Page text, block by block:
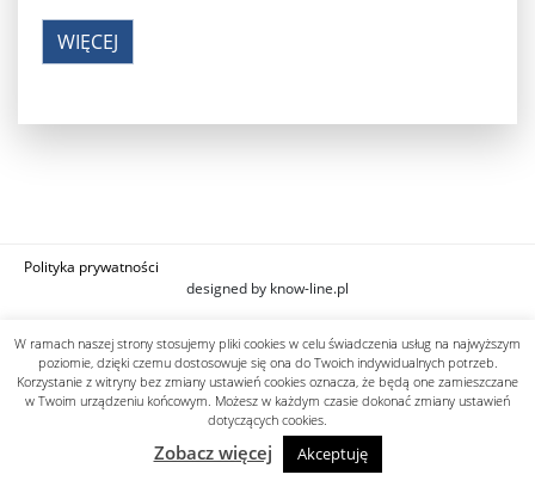
WIĘCEJ
Polityka prywatności
designed by know-line.pl
W ramach naszej strony stosujemy pliki cookies w celu świadczenia usług na najwyższym
poziomie, dzięki czemu dostosowuje się ona do Twoich indywidualnych potrzeb.
Korzystanie z witryny bez zmiany ustawień cookies oznacza, że będą one zamieszczane
w Twoim urządzeniu końcowym. Możesz w każdym czasie dokonać zmiany ustawień
dotyczących cookies.
Zobacz więcej Akceptuję